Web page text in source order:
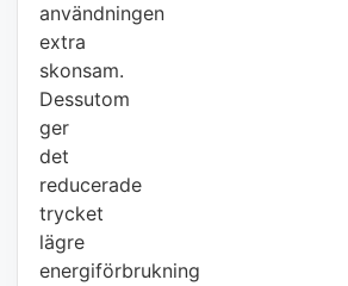
användningen
extra
skonsam.
Dessutom
ger
det
reducerade
trycket
lägre
energiförbrukning